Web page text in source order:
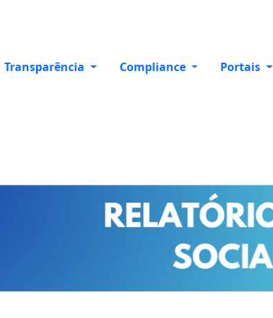
Transparência Compliance
Portais